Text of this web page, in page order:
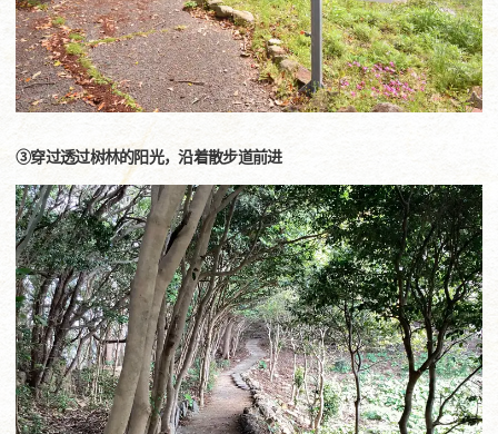
③穿过透过树林的阳光，沿着散步道前进